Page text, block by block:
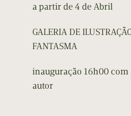
a partir de 4 de Abril
GALERIA DE
FANTASMA
inauguração 16h00 com
autor